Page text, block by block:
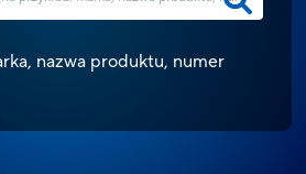
nazwa produktu, numer